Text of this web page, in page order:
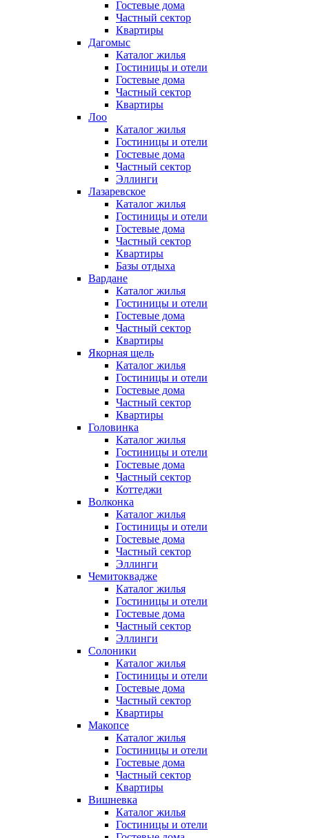
Гостевые дома
Частный сектор
Квартиры
Дагомыс
Каталог жилья
Гостиницы и отели
Гостевые дома
Частный сектор
Квартиры
Лоо
Каталог жилья
Гостиницы и отели
Гостевые дома
Частный сектор
Эллинги
Лазаревское
Каталог жилья
Гостиницы и отели
Гостевые дома
Частный сектор
Квартиры
Базы отдыха
Вардане
Каталог жилья
Гостиницы и отели
Гостевые дома
Частный сектор
Квартиры
Якорная щель
Каталог жилья
Гостиницы и отели
Гостевые дома
Частный сектор
Квартиры
Головинка
Каталог жилья
Гостиницы и отели
Гостевые дома
Частный сектор
Коттеджи
Волконка
Каталог жилья
Гостиницы и отели
Гостевые дома
Частный сектор
Эллинги
Чемитоквадже
Каталог жилья
Гостиницы и отели
Гостевые дома
Частный сектор
Эллинги
Солоники
Каталог жилья
Гостиницы и отели
Гостевые дома
Частный сектор
Квартиры
Макопсе
Каталог жилья
Гостиницы и отели
Гостевые дома
Частный сектор
Квартиры
Вишневка
Каталог жилья
Гостиницы и отели